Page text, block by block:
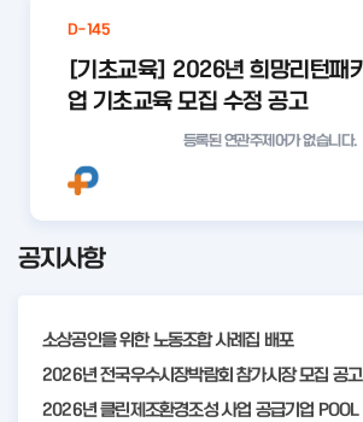
D-145
[기초교육] 2026년 희망리턴패
업 기초교육 모집 수정 공고
등록된 연관주제어가 없습니다.
I공지사항
소상공인을 위한 노동조합 사례집 배포
2026년 전국우수시장박람회 참가시장 모집 공고